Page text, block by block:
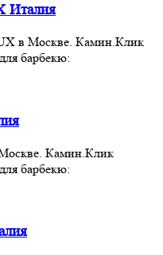
Италия
в Москве. Камин.Клик
барбекю:
Камин.Клик
барбекю: